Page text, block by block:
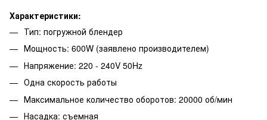
Характеристики:
Тип: погружной блендер
Мощность: 600W (заявлено производителем)
Напряжение: 220 - 240V 50Hz
Одна скорость работы
Максимальное количество оборотов: 20000 об/мин
Насадка: съемная